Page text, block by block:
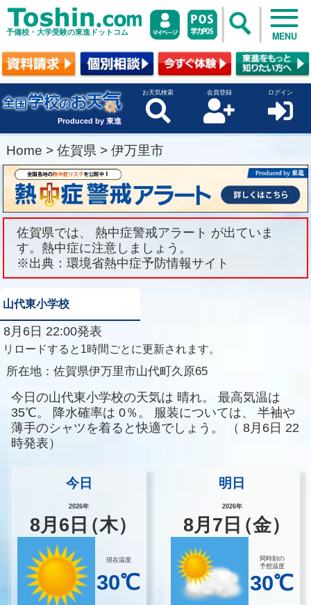
予備校・大学受験の東進ドットコム MENU
Produced by 東進
お天気検索 会員登録 ログイン
Home > 佐賀県 > 伊万里市
佐賀県では、 熱中症警戒アラート が出ていま
す。熱中症に注意しましょう。
※出典：環境省熱中症予防情報サイト
山代東小学校
8月6日 22:00発表
リロードすると1時間ごとに更新されます。
所在地： 佐賀県伊万里市山代町久原65
今日の山代東小学校の天気は 晴れ。
最高気温は
35℃。
降水確率は 0％。 服装については、
半袖や
薄手のシャツを着ると快適でしょう。
（ 8月6日 22
時発表）
今日
2026年
8月 6 日（木）
現在温度
30℃
明日
2026年
8月 7 日（金）
同時刻の
予想温度
30℃